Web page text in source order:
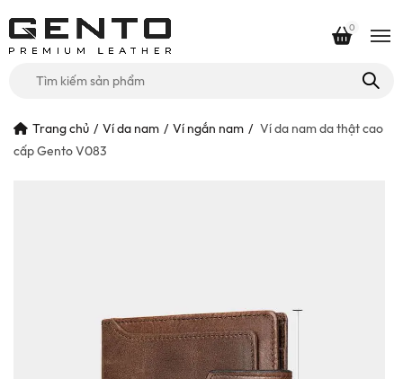
cho:
0
Trang chủ Ví da nam Ví ngắn nam
Ví da nam da thật cao
cấp Gento V083